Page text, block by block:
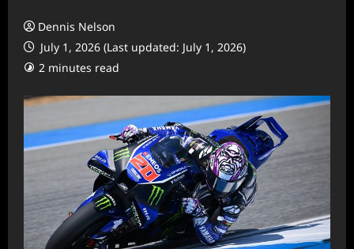
Dennis Nelson
July 1, 2026 (Last updated: July 1, 2026)
2 minutes read